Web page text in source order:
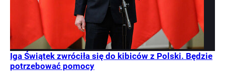
Iga Świątek zwróciła się do kibiców z Polski. Będzie
potrzebować pomocy